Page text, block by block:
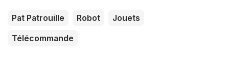
Pat Patrouille Robot
Jouets
Télécommande